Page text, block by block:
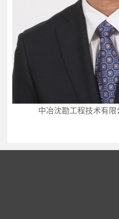
中冶沈勘工程技术有